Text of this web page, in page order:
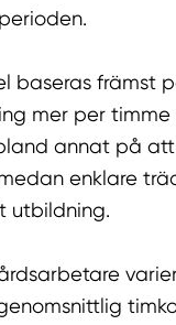
baseras främst
mer per
annat på att
enklare
utbildning.